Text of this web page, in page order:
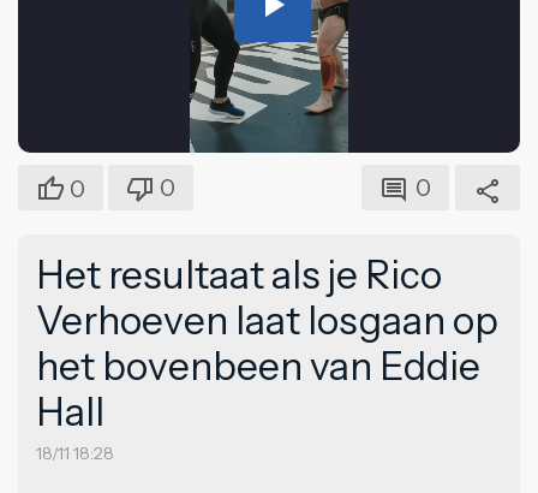
Play
Video
0 0 0
Het resultaat als je Rico
Verhoeven laat losgaan op
het bovenbeen van Eddie
Hall
18/11 18:28